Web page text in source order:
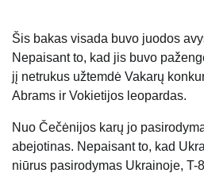
Šis bakas visada buvo juodos
Nepaisant to, kad jis buvo
jį netrukus užtemdė Vakarų
Abrams ir Vokietijos leopardas.
Nuo Čečėnijos karų jo
abejotinas. Nepaisant to, kad
niūrus pasirodymas Ukrainoje, T-